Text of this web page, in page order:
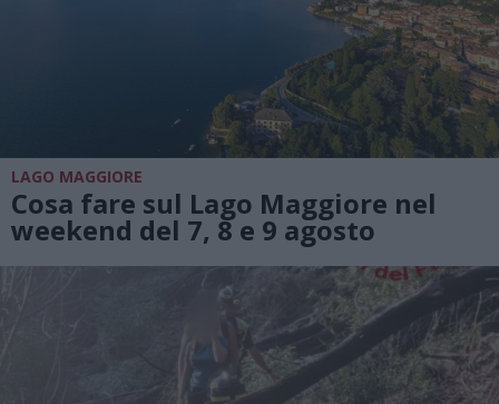
LAGO MAGGIORE
Cosa fare sul Lago Maggiore nel
weekend del 7, 8 e 9 agosto